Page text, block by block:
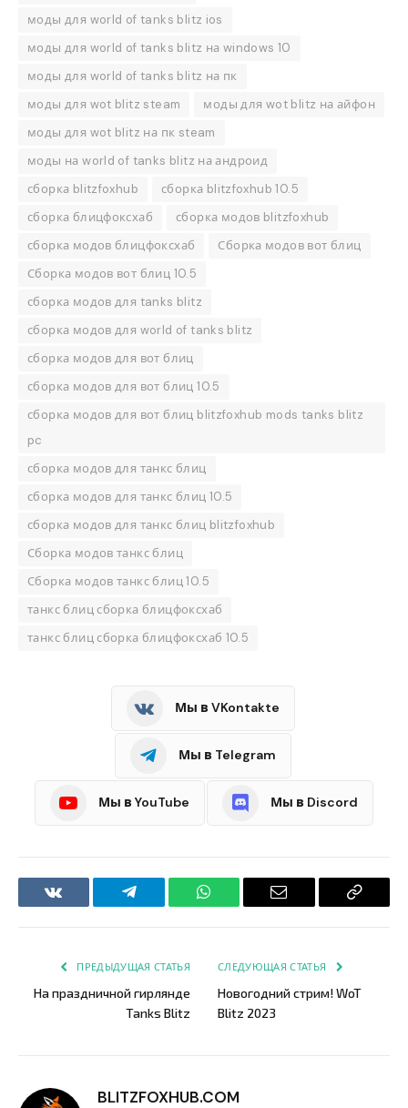
моды для world of tanks blitz ios
моды для world of tanks blitz на windows 10
моды для world of tanks blitz на пк
моды для wot blitz steam
моды для wot blitz на айфон
моды для wot blitz на пк steam
моды на world of tanks blitz на андроид
сборка blitzfoxhub
сборка blitzfoxhub 10.5
сборка блицфоксхаб
сборка модов blitzfoxhub
сборка модов блицфоксхаб
Сборка модов вот блиц
Сборка модов вот блиц 10.5
сборка модов для tanks blitz
сборка модов для world of tanks blitz
сборка модов для вот блиц
сборка модов для вот блиц 10.5
сборка модов для вот блиц blitzfoxhub mods tanks blitz
pc
сборка модов для танкс блиц
сборка модов для танкс блиц 10.5
сборка модов для танкс блиц blitzfoxhub
Сборка модов танкс блиц
Сборка модов танкс блиц 10.5
танкс блиц сборка блицфоксхаб
танкс блиц сборка блицфоксхаб 10.5
Мы в VKontakte
Мы в Telegram
Мы в YouTube Мы в Discord
VKontakteTelegram WhatsApp Email
Copy
ПРЕДЫДУЩАЯ СТАТЬЯ
На праздничной гирлянде
Tanks Blitz
СЛЕДУЮЩАЯ СТАТЬЯ
Новогодний стрим! WoT
Blitz 2023
BLITZFOXHUB.COM